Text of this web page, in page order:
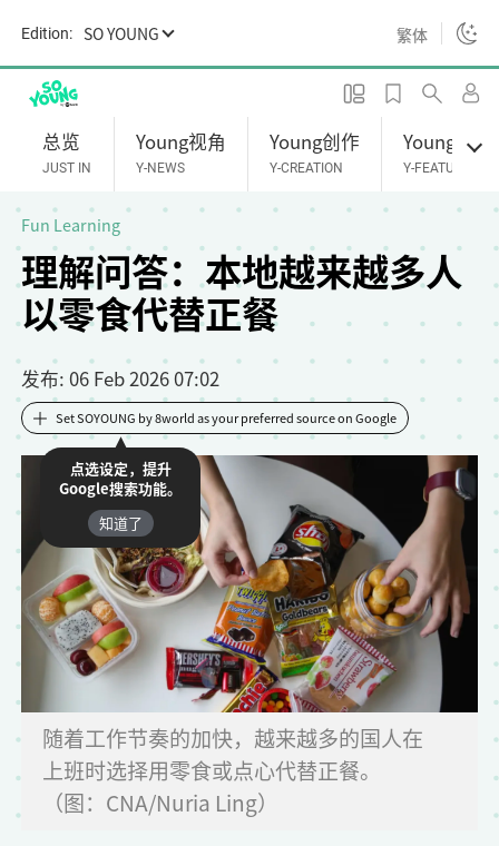
i
Edition: SO YOUNG 繁体
总览
JUST IN
Young视角
Y-NEWS
Young创作
Y-CREATION
Young专题
Y-FEATURES
理解问答：本地越来越多人
以零食代替正餐
Fun Learning
发布: 06 Feb 2026 07:02
Set SOYOUNG by 8world as your preferred source on Google
点选设定，提升
Google搜索功能。
知道了
随着工作节奏的加快，越来越多的国人在
上班时选择用零食或点心代替正餐。
（图：CNA/Nuria Ling）